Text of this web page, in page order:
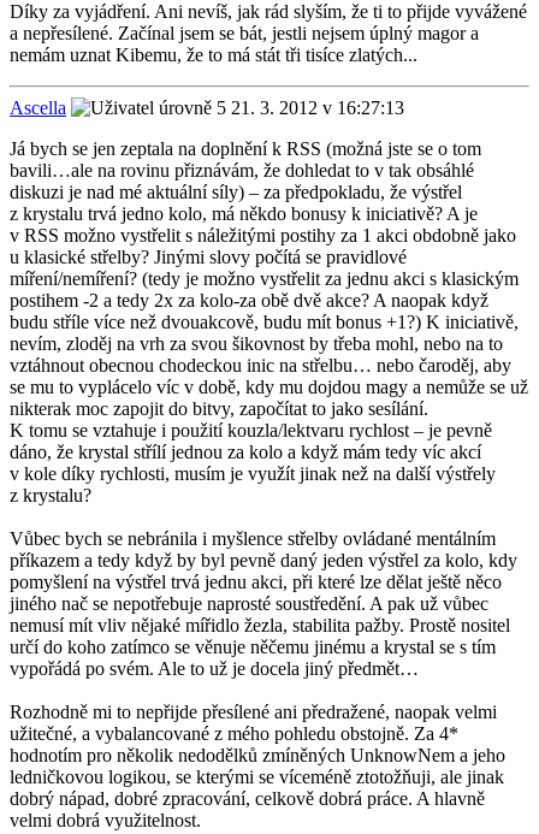
Díky za vyjádření. Ani nevíš, jak rád slyším, že ti to přijde vyvážené
a nepřesílené. Začínal jsem se bát, jestli nejsem úplný magor a
nemám uznat Kibemu, že to má stát tři tisíce zlatých...
Ascella
21. 3. 2012 v 16:27:13
Já bych se jen zeptala na doplnění k RSS (možná jste se o tom
bavili…ale na rovinu přiznávám, že dohledat to v tak obsáhlé
diskuzi je nad mé aktuální síly) – za předpokladu, že výstřel
z krystalu trvá jedno kolo, má někdo bonusy k iniciativě? A je
v RSS možno vystřelit s náležitými postihy za 1 akci obdobně jako
u klasické střelby? Jinými slovy počítá se pravidlové
míření/nemíření? (tedy je možno vystřelit za jednu akci s klasickým
postihem -2 a tedy 2x za kolo-za obě dvě akce? A naopak když
budu stříle více než dvouakcově, budu mít bonus +1?) K iniciativě,
nevím, zloděj na vrh za svou šikovnost by třeba mohl, nebo na to
vztáhnout obecnou chodeckou inic na střelbu… nebo čaroděj, aby
se mu to vyplácelo víc v době, kdy mu dojdou magy a nemůže se už
nikterak moc zapojit do bitvy, započítat to jako sesílání.
K tomu se vztahuje i použití kouzla/lektvaru rychlost – je pevně
dáno, že krystal střílí jednou za kolo a když mám tedy víc akcí
v kole díky rychlosti, musím je využít jinak než na další výstřely
z krystalu?
Vůbec bych se nebránila i myšlence střelby ovládané mentálním
příkazem a tedy když by byl pevně daný jeden výstřel za kolo, kdy
pomyšlení na výstřel trvá jednu akci, při které lze dělat ještě něco
jiného nač se nepotřebuje naprosté soustředění. A pak už vůbec
nemusí mít vliv nějaké mířidlo žezla, stabilita pažby. Prostě nositel
určí do koho zatímco se věnuje něčemu jinému a krystal se s tím
vypořádá po svém. Ale to už je docela jiný předmět…
Rozhodně mi to nepřijde přesílené ani předražené, naopak velmi
užitečné, a vybalancované z mého pohledu obstojně. Za 4*
hodnotím pro několik nedodělků zmíněných UnknowNem a jeho
ledničkovou logikou, se kterými se víceméně ztotožňuji, ale jinak
dobrý nápad, dobré zpracování, celkově dobrá práce. A hlavně
velmi dobrá využitelnost.